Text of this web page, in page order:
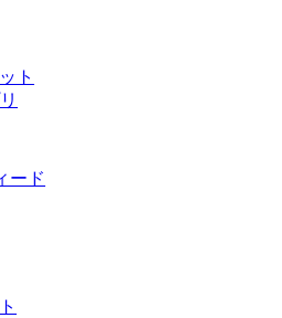
ト
ード